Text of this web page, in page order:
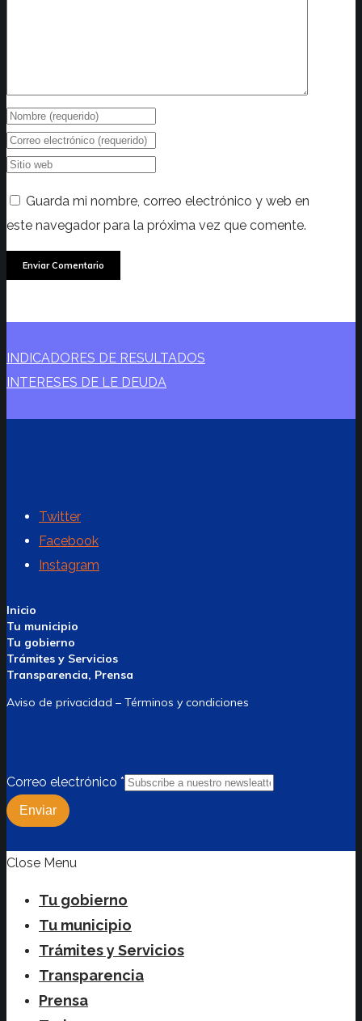
Guarda mi nombre, correo electrónico y web en
este navegador para la próxima vez que comente.
INDICADORES DE RESULTADOS
INTERESES DE LE DEUDA
Twitter
Facebook
Instagram
Inicio
Tu municipio
Tu gobierno
Trámites y Servicios
Transparencia, Prensa
Aviso de privacidad – Términos y condiciones
Correo electrónico *
Enviar
Close Menu
Tu gobierno
Tu municipio
Trámites y Servicios
Transparencia
Prensa